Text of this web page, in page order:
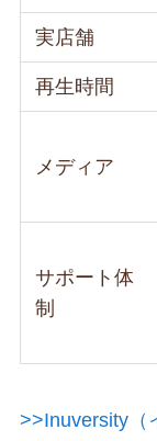
実店舗
再生時間
メディア
サポート体
制
>>Inuversity（